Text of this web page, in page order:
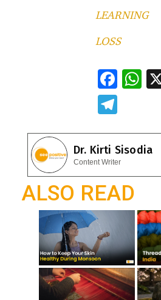
LEARNING
LOSS
F
b
o
o
k
W
s
A
p
e
gr
a
m
Dr. Kirti Sisodia
Content Writer
ALSO READ